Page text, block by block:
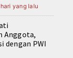
yang lalu
Anggota,
dengan PWI